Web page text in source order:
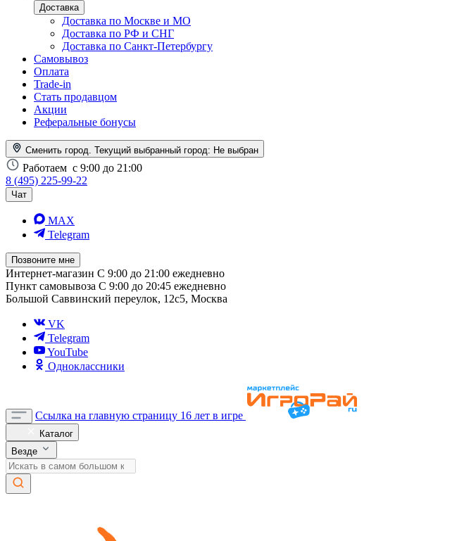
Доставка
Доставка по Москве и МО
Доставка по РФ и СНГ
Доставка по Санкт-Петербургу
Самовывоз
Оплата
Trade-in
Стать продавцом
Акции
Реферальные бонусы
Сменить город. Текущий выбранный город: Не выбран
Работаем с 9:00 до 21:00
8 (495) 225-99-22
Чат
MAX
Telegram
Позвоните мне
Интернет-магазин С 9:00 до 21:00 ежедневно
Пункт самовывоза С 9:00 до 20:45 ежедневно
Большой Саввинский переулок, 12с5, Москва
VK
Telegram
YouTube
Одноклассники
Ссылка на главную страницу 16 лет в игре
Каталог
Везде